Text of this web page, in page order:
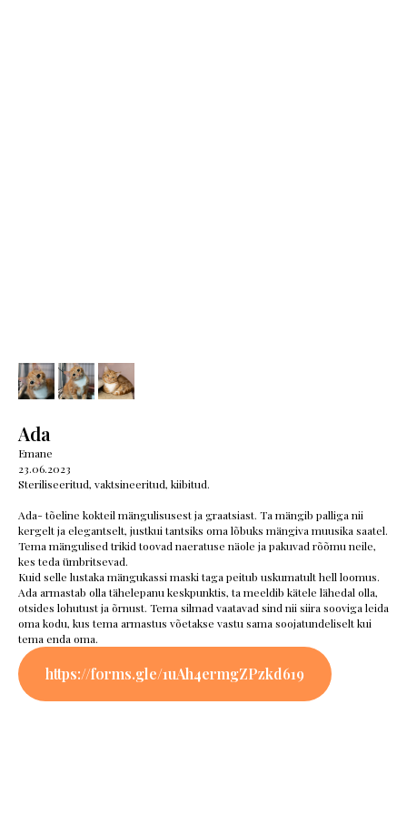
Ada
Emane
23.06.2023
Steriliseeritud, vaktsineeritud, kiibitud.
Ada- tõeline kokteil mängulisusest ja graatsiast. Ta mängib palliga nii
kergelt ja elegant­selt, justkui tantsiks oma lõbuks mängiva muusika saatel.
Tema mängulised trikid toovad naeratuse näole ja pakuvad rõõmu neile,
kes teda ümbritsevad.
Kuid selle lustaka mängukassi maski taga peitub uskumatult hell loomus.
Ada armastab olla tähelepanu keskpunktis, ta meeldib kätele lähedal olla,
otsides lohutust ja õrnust. Tema silmad vaatavad sind nii siira sooviga leida
oma kodu, kus tema armastus võetakse vastu sama sooja­tundeliselt kui
tema enda oma.
https://forms.gle/1uAh4ermgZPzkd619